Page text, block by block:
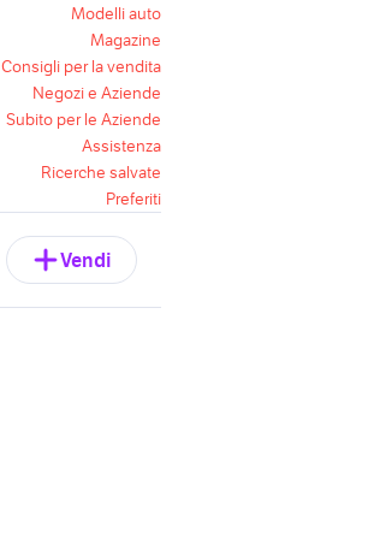
Modelli auto
Magazine
Consigli per la vendita
Negozi e Aziende
Subito per le Aziende
Assistenza
Ricerche salvate
Preferiti
Vendi